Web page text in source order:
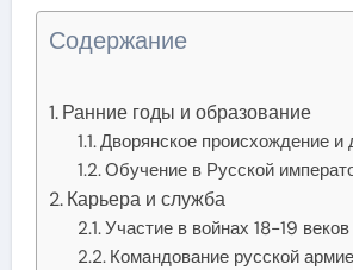
Содержание
Ранние годы и образование
Дворянское происхождение и
Обучение в Русской
Карьера и служба
Участие в войнах 18-19 веков
Командование русской